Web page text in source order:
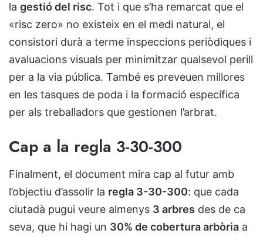
la gestió del risc. Tot i que s’ha remarcat que el
«risc zero» no existeix en el medi natural, el
consistori durà a terme inspeccions periòdiques i
avaluacions visuals per minimitzar qualsevol perill
per a la via pública. També es preveuen millores
en les tasques de poda i la formació específica
per als treballadors que gestionen l’arbrat.
Cap a la regla 3-30-300
Finalment, el document mira cap al futur amb
l’objectiu d’assolir la regla 3-30-300: que cada
ciutadà pugui veure almenys 3 arbres des de ca
seva, que hi hagi un 30% de cobertura arbòria a